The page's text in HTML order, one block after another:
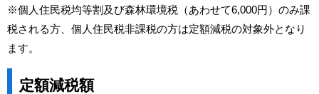
※個人住民税均等割及び森林環境税（あわせて6,000円）のみ課
税される方、個人住民税非課税の方は定額減税の対象外となり
ます。
定額減税額